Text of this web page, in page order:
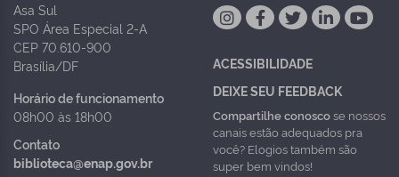
Asa Sul
SPO Área Especial 2-A
CEP 70.610-900
Brasília/DF
Horário de funcionamento
08h00 às 18h00
Contato
biblioteca@enap.gov.br
ACESSIBILIDADE
DEIXE SEU FEEDBACK
Compartilhe conoscose nossos
canais estão adequados pra
você? Elogios também são
super bem vindos!